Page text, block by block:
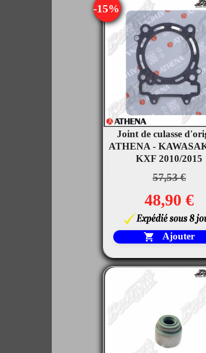
Joint de culasse
ATHENA -
KXF 2010/2015
57,53 €
-15%
48,90 €
 Ajouter
Aperçu rapide